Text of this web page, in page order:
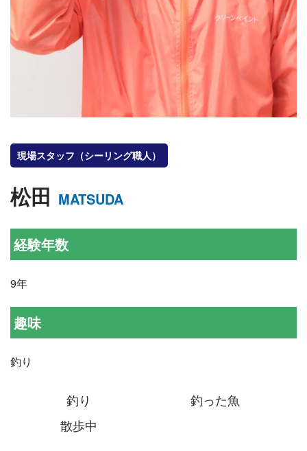
お問い合わせ
お電話でお気軽にお問い合わせください
082-291-9400
営業時間10：00～18：00（日祝除く）
お見積もりは無料です
現場スタッフ（シーリング職人）
松田 MATSUDA
経験年数
9年
趣味
釣り
釣り
釣った魚
散歩中